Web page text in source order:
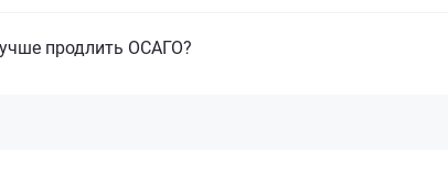
продлить ОСАГО?